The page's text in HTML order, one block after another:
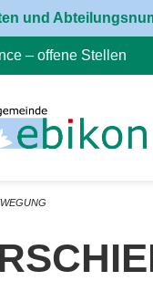
und
– offene Stellen